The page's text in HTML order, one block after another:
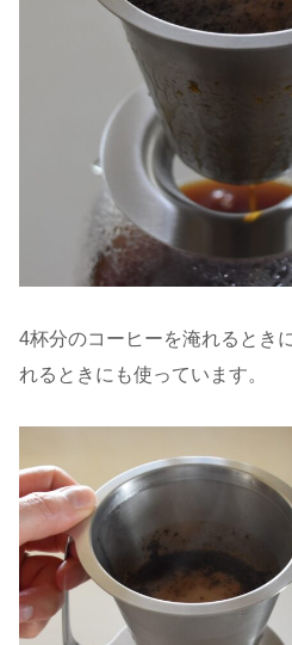
4杯分のコーヒーを淹れるとき
れるときにも使っています。